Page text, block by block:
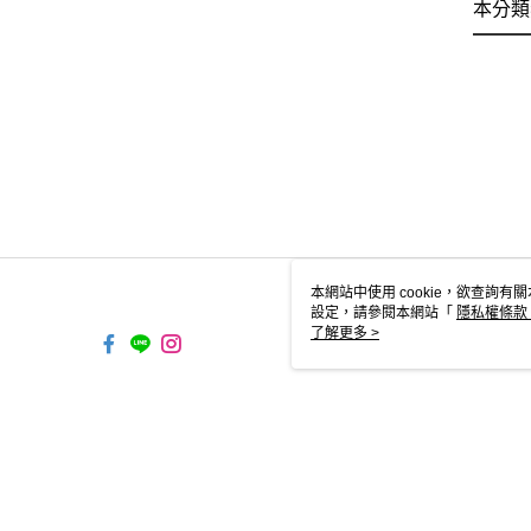
本分
本網站中使用 cookie，欲查詢有
設定，請參閱本網站「 隱私權條款
使用 cookie。
了解更多 >